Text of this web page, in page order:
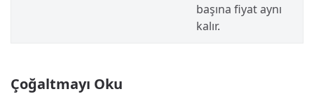
başına fiyat aynı
kalır.
Çoğaltmayı Oku